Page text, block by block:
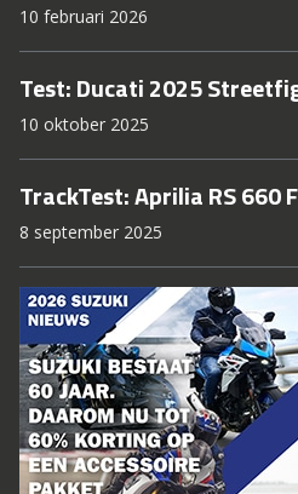
10 februari 2026
Test: Ducati 2025
10 oktober 2025
TrackTest: Aprilia RS 660
8 september 2025